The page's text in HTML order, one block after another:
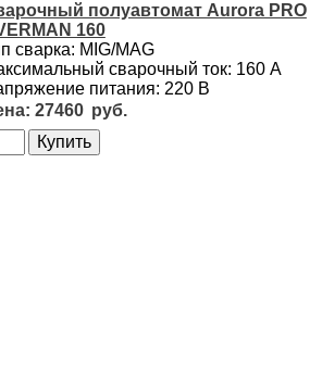
полуавтомат Aurora PRO
160
сварка: MIG/MAG
сварочный ток: 160 А
питания: 220 В
27460